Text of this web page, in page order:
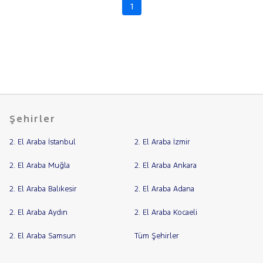
HONDA
HYUNDAI
ISUZU
JEEP
KIA
Şehir
Yakıt
Türü
1
Şehirler
2. El Araba İstanbul 2. El Araba İzmir
2. El Araba Muğla 2. El Araba Ankara
2. El Araba Balıkesir 2. El Araba Adana
2. El Araba Aydın 2. El Araba Kocaeli
2. El Araba Samsun Tüm Şehirler